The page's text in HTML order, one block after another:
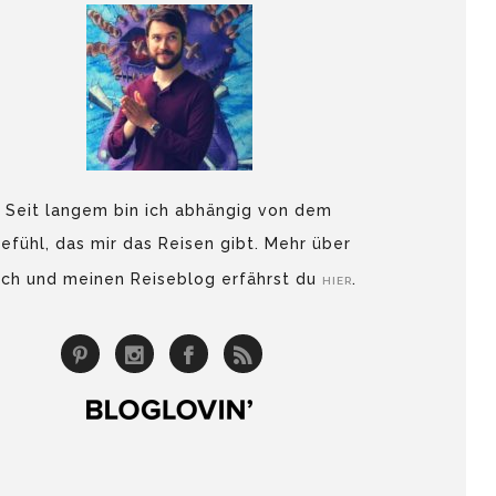
Seit langem bin ich abhängig von dem
das mir das Reisen gibt. Mehr über
und meinen Reiseblog erfährst du
HIER.